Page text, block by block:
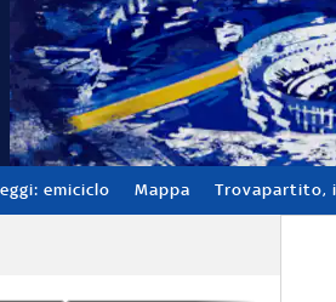
emiciclo Mappa Trovapartito,